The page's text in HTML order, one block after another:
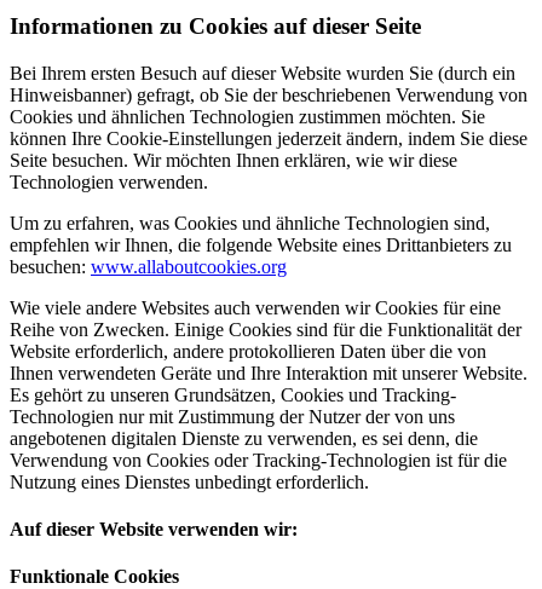
Informationen zu Cookies auf dieser Seite
Bei Ihrem ersten Besuch auf dieser Website wurden Sie (durch ein
Hinweisbanner) gefragt, ob Sie der beschriebenen Verwendung von
Cookies und ähnlichen Technologien zustimmen möchten. Sie
können Ihre Cookie-Einstellungen jederzeit ändern, indem Sie diese
Seite besuchen. Wir möchten Ihnen erklären, wie wir diese
Technologien verwenden.
Um zu erfahren, was Cookies und ähnliche Technologien sind,
empfehlen wir Ihnen, die folgende Website eines Drittanbieters zu
besuchen: www.allaboutcookies.org
Wie viele andere Websites auch verwenden wir Cookies für eine
Reihe von Zwecken. Einige Cookies sind für die Funktionalität der
Website erforderlich, andere protokollieren Daten über die von
Ihnen verwendeten Geräte und Ihre Interaktion mit unserer Website.
Es gehört zu unseren Grundsätzen, Cookies und Tracking-
Technologien nur mit Zustimmung der Nutzer der von uns
angebotenen digitalen Dienste zu verwenden, es sei denn, die
Verwendung von Cookies oder Tracking-Technologien ist für die
Nutzung eines Dienstes unbedingt erforderlich.
Auf dieser Website verwenden wir:
Funktionale Cookies